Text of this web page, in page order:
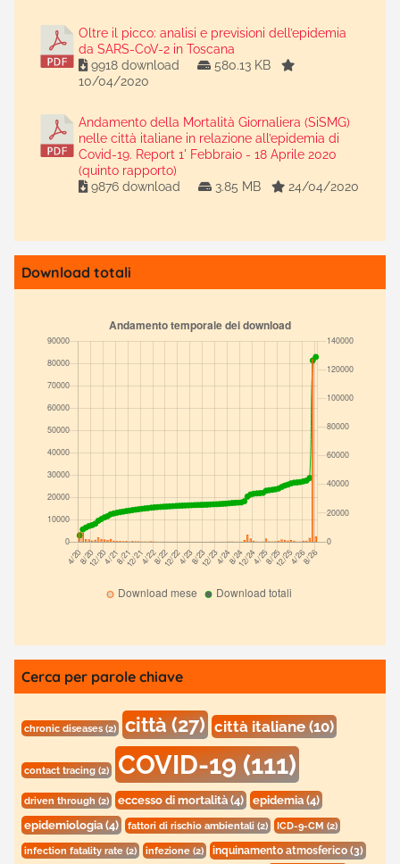
Oltre il picco: analisi e previsioni dell’epidemia
da SARS-CoV-2 in Toscana
9918 download
580.13 KB
10/04/2020
Andamento della Mortalità Giornaliera (SiSMG)
nelle città italiane in relazione all’epidemia di
Covid-19. Report 1' Febbraio - 18 Aprile 2020
(quinto rapporto)
9876 download
3.85 MB 24/04/2020
Download totali
Cerca per parole chiave
chronic diseases(2) città(27) città italiane(10)
contact tracing(2) COVID-19(111)
driven through(2) eccesso di mortalità(4) epidemia(4)
epidemiologia(4) fattori di rischio ambientali (2) ICD-9-CM(2)
infection fatality rate(2) infezione(2) inquinamento atmosferico(3)